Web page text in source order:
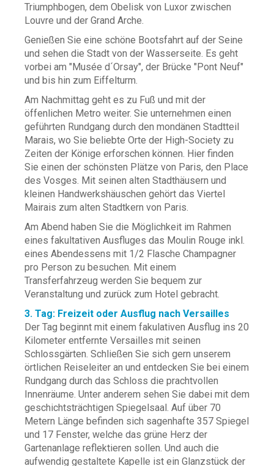
Triumphbogen, dem Obelisk von Luxor zwischen
Louvre und der Grand Arche.
Genießen Sie eine schöne Bootsfahrt auf der Seine
und sehen die Stadt von der Wasserseite. Es geht
vorbei am "Musée d´Orsay", der Brücke "Pont Neuf"
und bis hin zum Eiffelturm.
Am Nachmittag geht es zu Fuß und mit der
öffenlichen Metro weiter. Sie unternehmen einen
geführten Rundgang durch den mondänen Stadtteil
Marais, wo Sie beliebte Orte der High-Society zu
Zeiten der Könige erforschen können. Hier finden
Sie einen der schönsten Plätze von Paris, den Place
des Vosges. Mit seinen alten Stadthäusern und
kleinen Handwerkshäuschen gehört das Viertel
Mairais zum alten Stadtkern von Paris.
Am Abend haben Sie die Möglichkeit im Rahmen
eines fakultativen Ausfluges das Moulin Rouge inkl.
eines Abendessens mit 1/2 Flasche Champagner
pro Person zu besuchen. Mit einem
Transferfahrzeug werden Sie bequem zur
Veranstaltung und zurück zum Hotel gebracht.
3. Tag: Freizeit oder Ausflug nach Versailles
Der Tag beginnt mit einem fakulativen Ausflug ins 20
Kilometer entfernte Versailles mit seinen
Schlossgärten. Schließen Sie sich gern unserem
örtlichen Reiseleiter an und entdecken Sie bei einem
Rundgang durch das Schloss die prachtvollen
Innenräume. Unter anderem sehen Sie dabei mit dem
geschichtsträchtigen Spiegelsaal. Auf über 70
Metern Länge befinden sich sagenhafte 357 Spiegel
und 17 Fenster, welche das grüne Herz der
Gartenanlage reflektieren sollen. Und auch die
aufwendig gestaltete Kapelle ist ein Glanzstück der